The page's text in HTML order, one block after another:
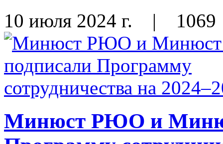
10 июля 2024 г. | 1069
Минюст РЮО и